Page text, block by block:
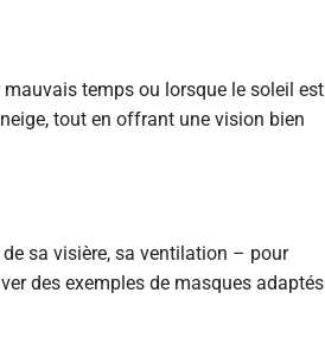
temps ou lorsque le soleil est
tout en offrant une vision bien
sa visière, sa ventilation – pour
des exemples de masques adaptés